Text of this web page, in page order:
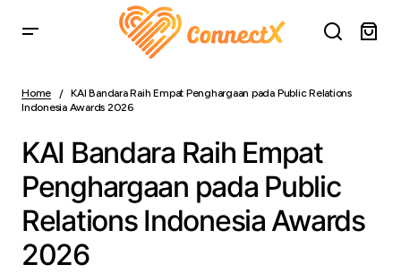
Relations Indonesia Awards 2026
Home
KAI Bandara Raih Empat Penghargaan pada Public Relations
Indonesia Awards 2026
KAI Bandara Raih Empat
Penghargaan pada Public
Relations Indonesia Awards
2026